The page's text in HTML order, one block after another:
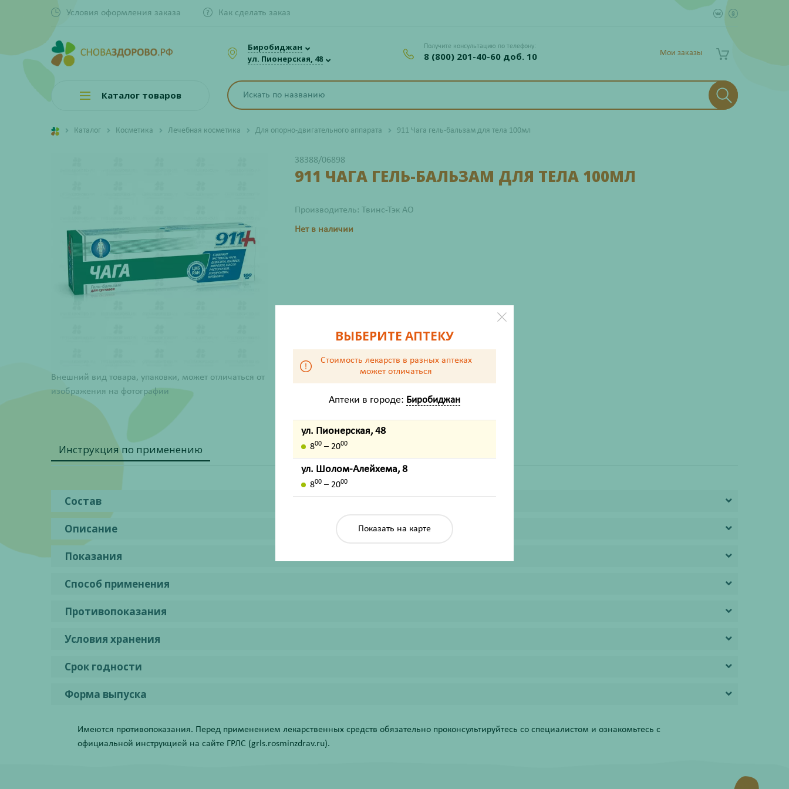
Условия оформления заказа Как сделать заказ
Биробиджан
ул. Пионерская, 48
Получите консультацию по телефону:
8 (800) 201-40-60 доб. 10 Мои заказы
Каталог товаров
Каталог Косметика Лечебная косметика Для опорно-двигательного аппарата 911 Чага гель-бальзам для тела 100мл
Внешний вид товара, упаковки, может отличаться от
изображения на фотографии
38388/06898
911 ЧАГА ГЕЛЬ-БАЛЬЗАМ ДЛЯ ТЕЛА 100МЛ
Производитель: Твинс-Тэк АО
Нет в наличии
ХАРАКТЕРИСТИКИ
Производитель
Твинс-Тэк АО
Инструкция по применению
Состав
Описание
Показания
Способ применения
Противопоказания
Условия хранения
Срок годности
Форма выпуска
Имеются противопоказания. Перед применением лекарственных средств обязательно проконсультируйтесь со специалистом и ознакомьтесь с
официальной инструкцией на сайте ГРЛС (grls.rosminzdrav.ru).
ВЫБЕРИТЕ АПТЕКУ
Стоимость лекарств в разных аптеках
может отличаться
Аптеки в городе: Биробиджан
ул. Пионерская, 48
800 – 2000
ул. Шолом-Алейхема, 8
800 – 2000
Показать на карте